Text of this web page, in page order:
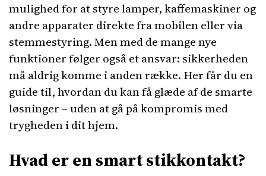
mulighed for at styre lamper, kaffemaskiner og
andre apparater direkte fra mobilen eller via
stemmestyring. Men med de mange nye
funktioner følger også et ansvar: sikkerheden
må aldrig komme i anden række. Her får du en
guide til, hvordan du kan få glæde af de smarte
løsninger – uden at gå på kompromis med
trygheden i dit hjem.
Hvad er en smart stikkontakt?